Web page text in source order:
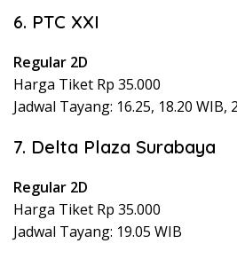
6. PTC XXI
Regular 2D
Harga Tiket Rp 35.000
Jadwal Tayang: 16.25, 18.20 WIB,
7. Delta Plaza Surabaya
Regular 2D
Harga Tiket Rp 35.000
Jadwal Tayang: 19.05 WIB